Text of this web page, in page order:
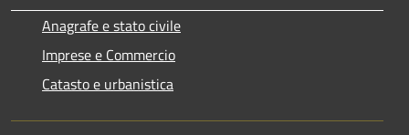
Anagrafe e stato civile
Imprese e Commercio
Catasto e urbanistica